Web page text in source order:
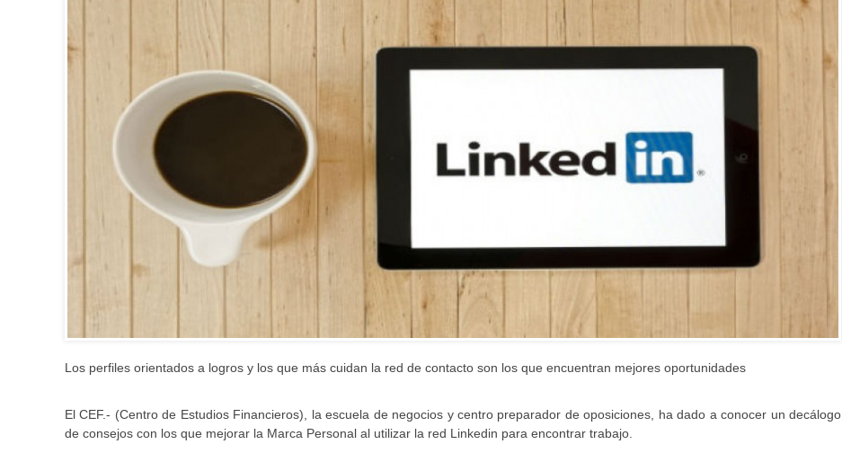
Los perfiles orientados a logros y los que más cuidan la red de contacto son los que encuentran mejores oportunidades
El CEF.- (Centro de Estudios Financieros), la escuela de negocios y centro preparador de oposiciones, ha dado a conocer un decálogo
de consejos con los que mejorar la Marca Personal al utilizar la red Linkedin para encontrar trabajo.